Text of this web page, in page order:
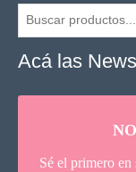
Acá las
Sé el primero en